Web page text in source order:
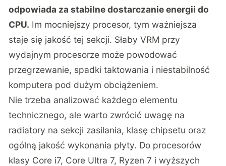
odpowiada za stabilne dostarczanie energii do
CPU. Im mocniejszy procesor, tym ważniejsza
staje się jakość tej sekcji. Słaby VRM przy
wydajnym procesorze może powodować
przegrzewanie, spadki taktowania i niestabilność
komputera pod dużym obciążeniem.
Nie trzeba analizować każdego elementu
technicznego, ale warto zwrócić uwagę na
radiatory na sekcji zasilania, klasę chipsetu oraz
ogólną jakość wykonania płyty. Do procesorów
klasy Core i7, Core Ultra 7, Ryzen 7 i wyższych